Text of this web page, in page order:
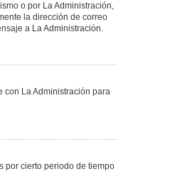
o por La Administración,
la dirección de correo
a La Administración.
con La Administración para
por cierto periodo de tiempo